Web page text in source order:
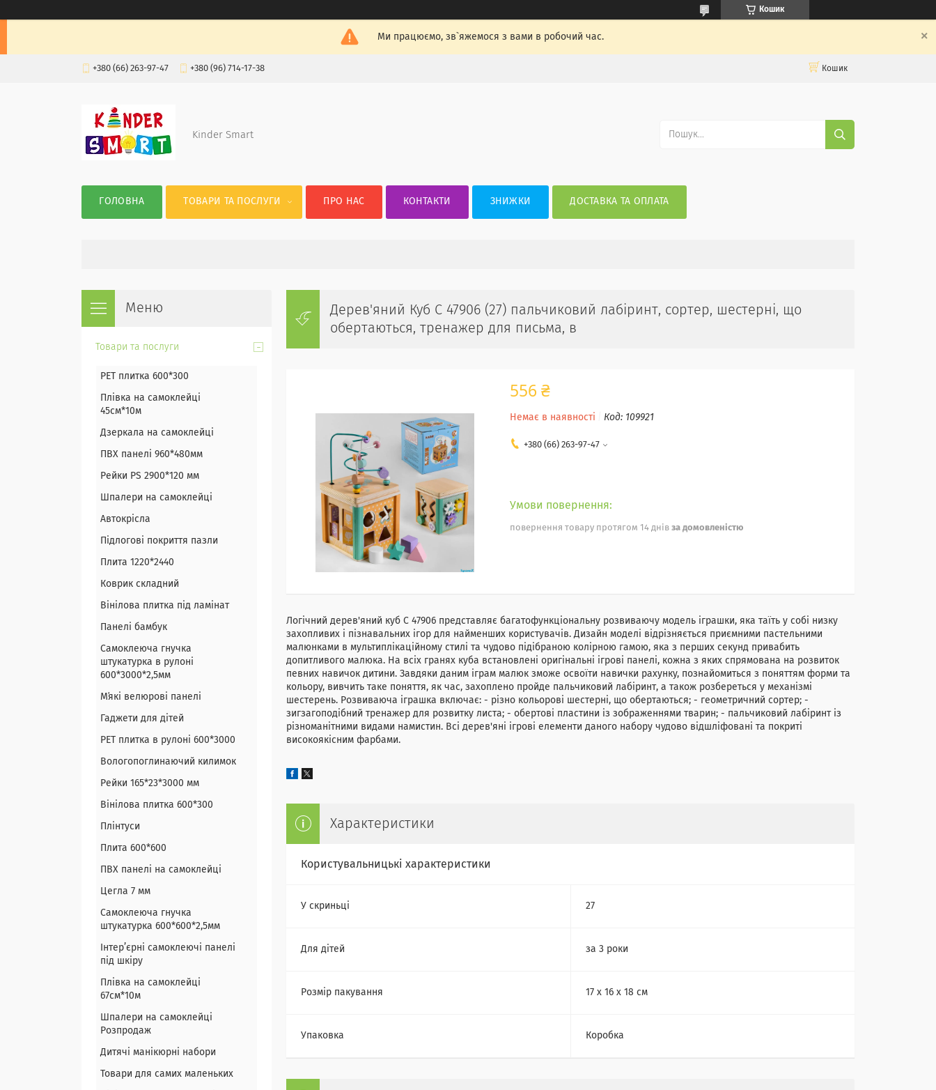
Кошик
Ми працюємо, зв`яжемося з вами в робочий час.
+380 (66) 263-97-47 +380 (96) 714-17-38 Кошик
Kinder Smart
ГОЛОВНА ТОВАРИ ТА ПОСЛУГИ ПРО НАС КОНТАКТИ ЗНИЖКИ ДОСТАВКА ТА ОПЛАТА
Дерев'яний Куб С 47906 (27) пальчиковий лабіринт, сортер, шестерні, що
обертаються, тренажер для письма, в
556 ₴
Немає в наявності Код: 109921
+380 (66) 263-97-47
повернення товару протягом 14 днів за домовленістю
Логічний дерев'яний куб C 47906 представляє багатофункціональну розвиваючу модель іграшки, яка таїть у собі низку
захопливих і пізнавальних ігор для найменших користувачів. Дизайн моделі відрізняється приємними пастельними
малюнками в мультиплікаційному стилі та чудово підібраною колірною гамою, яка з перших секунд привабить
допитливого малюка. На всіх гранях куба встановлені оригінальні ігрові панелі, кожна з яких спрямована на розвиток
певних навичок дитини. Завдяки даним іграм малюк зможе освоїти навички рахунку, познайомиться з поняттям форми та
кольору, вивчить таке поняття, як час, захоплено пройде пальчиковий лабіринт, а також розбереться у механізмі
шестерень. Розвиваюча іграшка включає: - різно кольорові шестерні, що обертаються; - геометричний сортер; -
зигзагоподібний тренажер для розвитку листа; - обертові пластини із зображеннями тварин; - пальчиковий лабіринт із
різноманітними видами намистин. Всі дерев'яні ігрові елементи даного набору чудово відшліфовані та покриті
високоякісним фарбами.
Характеристики
Користувальницькі характеристики
У скриньці 27
Для дітей за 3 роки
Розмір пакування 17 х 16 х 18 см
Упаковка Коробка
Товари та послуги
PET плитка 600*300
Плівка на самоклейці
45см*10м
Дзеркала на самоклейці
ПВХ панелі 960*480мм
Рейки PS 2900*120 мм
Шпалери на самоклейці
Автокрісла
Підлогові покриття пазли
Плита 1220*2440
Коврик складний
Вінілова плитка під ламінат
Панелі бамбук
Самоклеюча гнучка
штукатурка в рулоні
600*3000*2,5мм
Мʼякі велюрові панелі
Гаджети для дітей
PET плитка в рулоні 600*3000
Вологопоглинаючий килимок
Рейки 165*23*3000 мм
Вінілова плитка 600*300
Плінтуси
Плита 600*600
ПВХ панелі на самоклейці
Цегла 7 мм
Самоклеюча гнучка
штукатурка 600*600*2,5мм
Інтер’єрні самоклеючі панелі
під шкіру
Плівка на самоклейці
67см*10м
Шпалери на самоклейці
Розпродаж
Дитячі манікюрні набори
Товари для самих маленьких